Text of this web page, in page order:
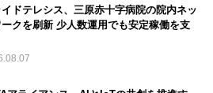
イドテレシス、三原赤十字病院の院内ネッ
ークを刷新 少人数運用でも安定稼働を支